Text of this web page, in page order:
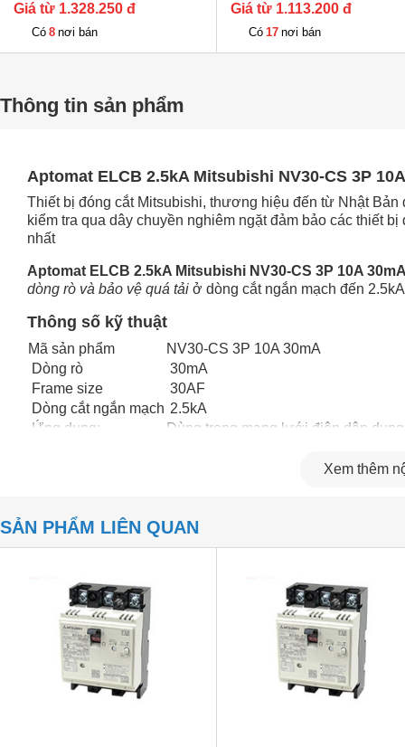
Giá từ 1.328.250 đ
Có 8 nơi bán
Giá từ 1.113.200 đ
Có 17 nơi bán
Thông tin sản phẩm
Aptomat ELCB 2.5kA Mitsubishi NV30-CS 3P
Thiết bị đóng cắt Mitsubishi, thương hiệu đến từ Nhật
kiểm tra qua dây chuyền nghiêm ngặt đảm bảo các thiết
nhất
Aptomat ELCB 2.5kA Mitsubishi NV30-CS 3P 10A
dòng rò và bảo vệ quá tải ở dòng cắt ngắn mạch đến
Thông số kỹ thuật
Mã sản phẩm
NV30-CS 3P 10A 30mA
Dòng rò
30mA
Frame size
30AF
Dòng cắt ngắn mạch 2.5kA
Ứng dụng:
Dùng trong mạng lưới điện dân
Xem thêm
SẢN PHẨM LIÊN QUAN